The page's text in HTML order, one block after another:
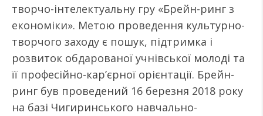
творчо-інтелектуальну гру «Брейн-ринг з
економіки». Метою проведення культурно-
творчого заходу є пошук, підтримка і
розвиток обдарованої учнівської молоді та
її професійно-кар’єрної орієнтації. Брейн-
ринг був проведений 16 березня 2018 року
на базі Чигиринського навчально-